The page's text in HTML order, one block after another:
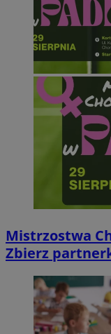
Mistrzostwa
Zbierz